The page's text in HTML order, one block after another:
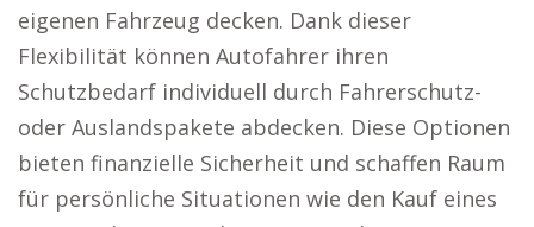
eigenen Fahrzeug decken. Dank dieser
Flexibilität können Autofahrer ihren
Schutzbedarf individuell durch Fahrerschutz-
oder Auslandspakete abdecken. Diese Optionen
bieten finanzielle Sicherheit und schaffen Raum
für persönliche Situationen wie den Kauf eines